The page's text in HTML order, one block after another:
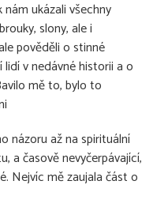
ukázali všechny
slony, ale i
pověděli o stinné
v nedávné historii a o
mě to, bylo to
názoru až na spirituální
a časově nevyčerpávající,
Nejvíc mě zaujala část o